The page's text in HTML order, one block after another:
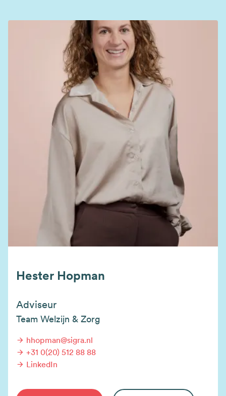
Hester Hopman
Adviseur
Team Welzijn & Zorg
hhopman@sigra.nl
+31 0(20) 512 88 88
LinkedIn